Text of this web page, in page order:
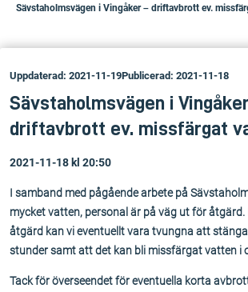
Sävstaholmsvägen i Vingåker – driftavbrott ev.
Uppdaterad: 2021-11-19Publicerad: 2021-11-18
Sävstaholmsvägen i
driftavbrott ev. missfärgat
2021-11-18 kl 20:50
I samband med pågående arbete på
mycket vatten, personal är på väg ut för åtgärd.
åtgärd kan vi eventuellt vara tvungna att
stunder samt att det kan bli missfärgat vatten i
Tack för överseendet för eventuella korta